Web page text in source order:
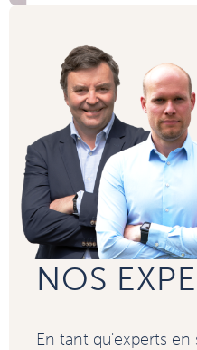
NOS
En tant qu'experts